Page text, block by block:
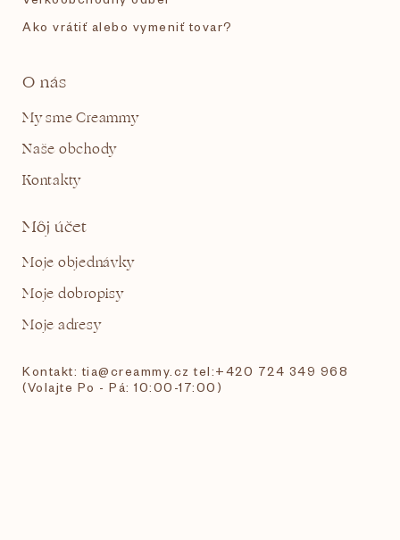
Ako vrátiť alebo vymeniť tovar?
O nás
My sme Creammy
Naše obchody
Kontakty
Môj účet
Moje objednávky
Moje dobropisy
Moje adresy
Kontakt: tia@creammy.cz tel:+420 724 349 968
(Volajte Po - Pá: 10:00-17:00)